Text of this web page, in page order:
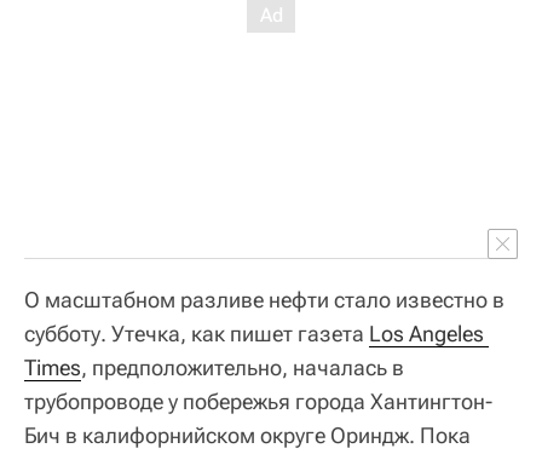
О масштабном разливе нефти стало известно в
субботу. Утечка, как пишет газета Los Angeles
Times, предположительно, началась в
трубопроводе у побережья города Хантингтон-
Бич в калифорнийском округе Ориндж. Пока